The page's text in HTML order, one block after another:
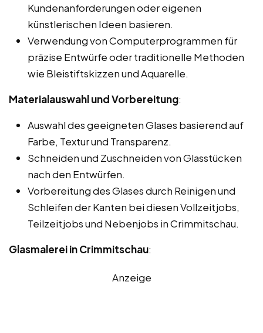
Kundenanforderungen oder eigenen
künstlerischen Ideen basieren.
Verwendung von Computerprogrammen für
präzise Entwürfe oder traditionelle Methoden
wie Bleistiftskizzen und Aquarelle.
Materialauswahl und Vorbereitung:
Auswahl des geeigneten Glases basierend auf
Farbe, Textur und Transparenz.
Schneiden und Zuschneiden von Glasstücken
nach den Entwürfen.
Vorbereitung des Glases durch Reinigen und
Schleifen der Kanten bei diesen Vollzeitjobs,
Teilzeitjobs und Nebenjobs in Crimmitschau.
Glasmalerei in Crimmitschau:
Anzeige